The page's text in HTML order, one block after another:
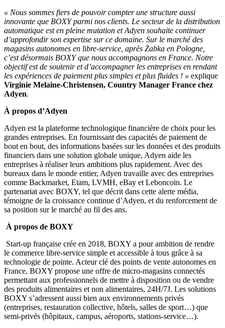
« Nous sommes fiers de pouvoir compter une structure aussi
innovante que BOXY parmi nos clients. Le secteur de la distribution
automatique est en pleine mutation et Adyen souhaite continuer
d’approfondir son expertise sur ce domaine. Sur le marché des
magasins autonomes en libre-service, après Żabka en Pologne,
c’est désormais BOXY que nous accompagnons en France. Notre
objectif est de soutenir et d’accompagner les entreprises en rendant
les expériences de paiement plus simples et plus fluides ! » explique
Virginie Melaine-Christensen, Country Manager France chez
Adyen.
À propos d’Adyen
Adyen est la plateforme technologique financière de choix pour les
grandes entreprises. En fournissant des capacités de paiement de
bout en bout, des informations basées sur les données et des produits
financiers dans une solution globale unique, Adyen aide les
entreprises à réaliser leurs ambitions plus rapidement. Avec des
bureaux dans le monde entier, Adyen travaille avec des entreprises
comme Backmarket, Etam, LVMH, eBay et Leboncoin. Le
partenariat avec BOXY, tel que décrit dans cette alerte média,
témoigne de la croissance continue d’Adyen, et du renforcement de
sa position sur le marché au fil des ans.
À propos de BOXY
Start-up française crée en 2018, BOXY a pour ambition de rendre
le commerce libre-service simple et accessible à tous grâce à sa
technologie de pointe. Acteur clé des points de vente autonomes en
France, BOXY propose une offre de micro-magasins connectés
permettant aux professionnels de mettre à disposition ou de vendre
des produits alimentaires et non alimentaires, 24H/7J. Les solutions
BOXY s’adressent aussi bien aux environnements privés
(entreprises, restauration collective, hôtels, salles de sport…) que
semi-privés (hôpitaux, campus, aéroports, stations-service…).